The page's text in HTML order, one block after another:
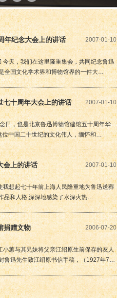
年纪念大会上的讲话 2007-01-10
天，我们在这里隆重集会，共同纪念鲁迅
全国文化学术界和博物馆界的一件大…
十周年大会上的讲话 2007-01-10
日，也是北京鲁迅博物馆建馆五十周年华
位中国二十世纪的文化伟人，缅怀和…
会上的讲话 2007-01-10
想起七十年前上海人民隆重地为鲁迅送葬
品和人格,深深地感染了水深火热…
捐赠文物 2006-07-20
蕙与其兄妹将父亲江绍原生前保存的友人
鲁迅先生致江绍原书信手稿，（1927年7…